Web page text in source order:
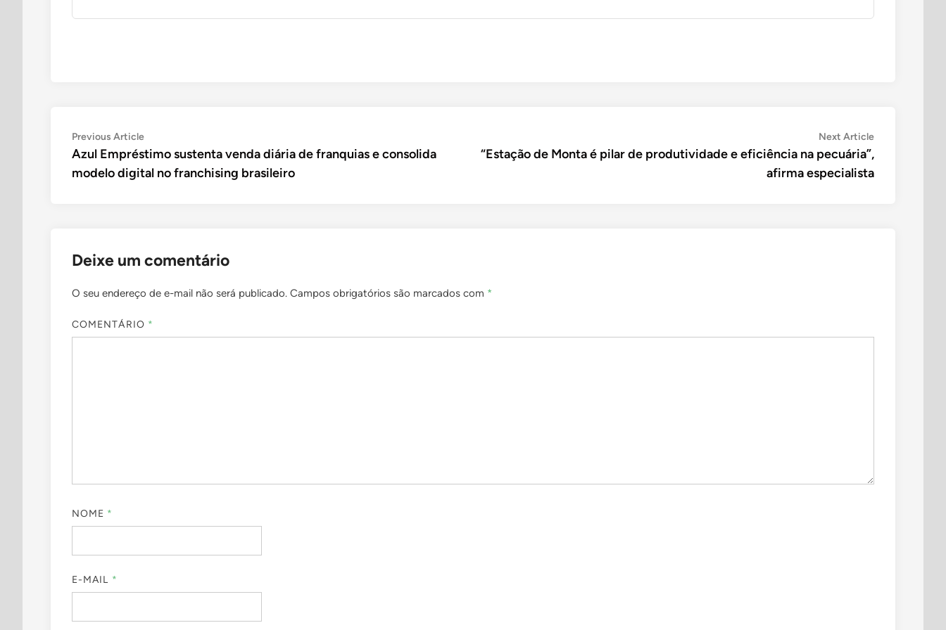
Navegação
de
Post
Previous ArticlePrevious
article:
Azul Empréstimo sustenta venda diária de franquias e consolida
modelo digital no franchising brasileiro
Next ArticleNext
“Estação de Monta é pilar de produtividade e eficiência na pecuária”,
afirma especialista
Deixe um comentário
O seu endereço de e-mail não será publicado. Campos obrigatórios são marcados com *
COMENTÁRIO *
NOME *
E-MAIL *